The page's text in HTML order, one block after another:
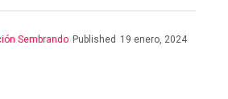
Sembrando Published 19 enero, 2024